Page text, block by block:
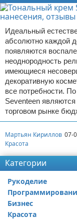
Идеальный
абсолютно каждой
появляются
неоднородность
имеющиеся
декоративную
все потребности.
Seventeen
торговом рынке
Мартьян Кириллов 07-
Красота
Категории
Рукоделие
Бизнес
Красота